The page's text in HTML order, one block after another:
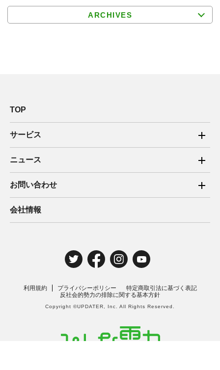
ARCHIVES
TOP
サービス
ご家庭向け電力サービス
法人向け脱炭素サービス
住宅用太陽光売電 卒FIT
ニュース
2025年
2024年
2019年
お問い合わせ
ご家庭向け電力サービス・卒FIT電気の売電
法人向け脱炭素サービス・新電力向けサービス
電気工事のお申込み
会社情報
利用規約 プライバシーポリシー
特定商取引法に基づく表記
反社会的勢力の排除に関する基本方針
Copyright ©UPDATER, Inc. All Rights Reserved.